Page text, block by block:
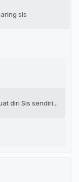
sis
diri Sis sendiri...